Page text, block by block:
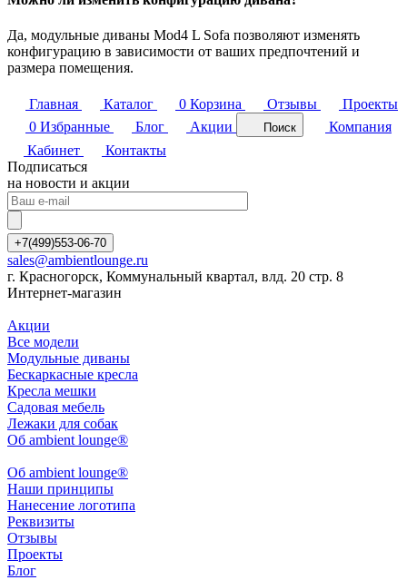
Да, модульные диваны Mod4 L Sofa позволяют изменять
конфигурацию в зависимости от ваших предпочтений и
размера помещения.
Главная Каталог 0 Корзина Отзывы
Проекты
0 Избранные Блог Акции Поиск
Компания
Кабинет
Контакты
Подписаться
на новости и акции
+7(499)553-06-70
sales@ambientlounge.ru
г. Красногорск, Коммунальный квартал, влд. 20 стр. 8
Интернет-магазин
Акции
Все модели
Модульные диваны
Бескаркасные кресла
Кресла мешки
Садовая мебель
Лежаки для собак
Об ambient lounge®
Oб ambient lounge®
Наши принципы
Нанесение логотипа
Реквизиты
Отзывы
Проекты
Блог